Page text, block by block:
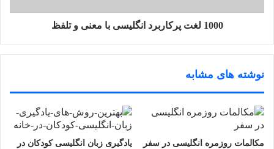
1000 لغت پرکاربرد انگلیسی با معنی و تلفظ
نوشته های مشابه
مکالمات روزمره انگلیسی در سفر
یادگیری زبان انگلیسی کودکان در